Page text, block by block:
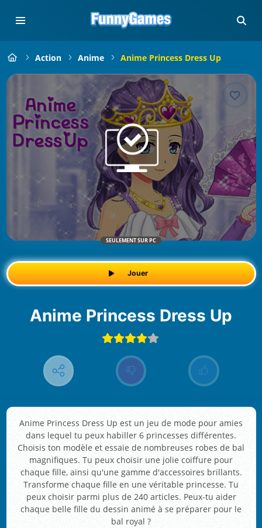
Action Anime Anime Princess Dress Up
SEULEMENT SUR PC
Jouer
Anime Princess Dress Up
Anime Princess Dress Up est un jeu de mode pour amies
dans lequel tu peux habiller 6 princesses différentes.
Choisis ton modèle et essaie de nombreuses robes de bal
magnifiques. Tu peux choisir une jolie coiffure pour
chaque fille, ainsi qu'une gamme d'accessoires brillants.
Transforme chaque fille en une véritable princesse. Tu
peux choisir parmi plus de 240 articles. Peux-tu aider
chaque belle fille du dessin animé à se préparer pour le
bal royal ?